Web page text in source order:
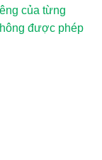
của từng
được phép